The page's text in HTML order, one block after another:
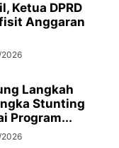
Ketua DPRD
Anggaran
Langkah
Stunting
Program...